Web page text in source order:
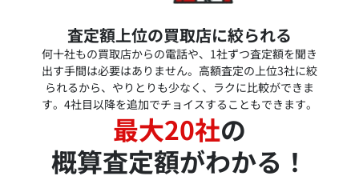
査定額上位の買取店に絞られる
何十社もの買取店からの電話や、1社ずつ査定額を聞き
出す手間は必要はありません。高額査定の上位3社に絞
られるから、やりとりも少なく、ラクに比較ができま
す。4社目以降を追加でチョイスすることもできます。
最大20社の
概算査定額がわかる！